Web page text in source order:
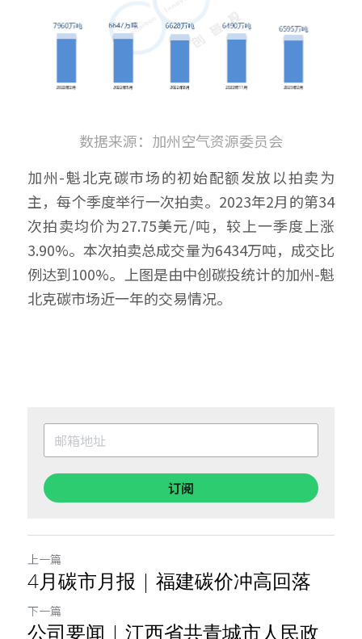
数据来源：加州空气资源委员会
加州-魁北克碳市场的初始配额发放以拍卖为
主，每个季度举行一次拍卖。2023年2月的第34
次拍卖均价为27.75美元/吨，较上一季度上涨
3.90%。本次拍卖总成交量为6434万吨，成交比
例达到100%。上图是由中创碳投统计的加州-魁
北克碳市场近一年的交易情况。
订阅
上一篇
4月碳市月报 | 福建碳价冲高回落
下一篇
公司要闻 | 江西省共青城市人民政